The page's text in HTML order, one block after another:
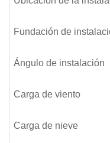
Fundación de
Ángulo de instalación
Carga de viento
Carga de nieve